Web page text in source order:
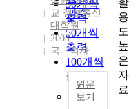
관순
30개씩
출력
50개씩
출력
100개씩
출력
교 정보통신
대학원
2008
국내석사
원문
보기
활
용
도
높
은
자
료